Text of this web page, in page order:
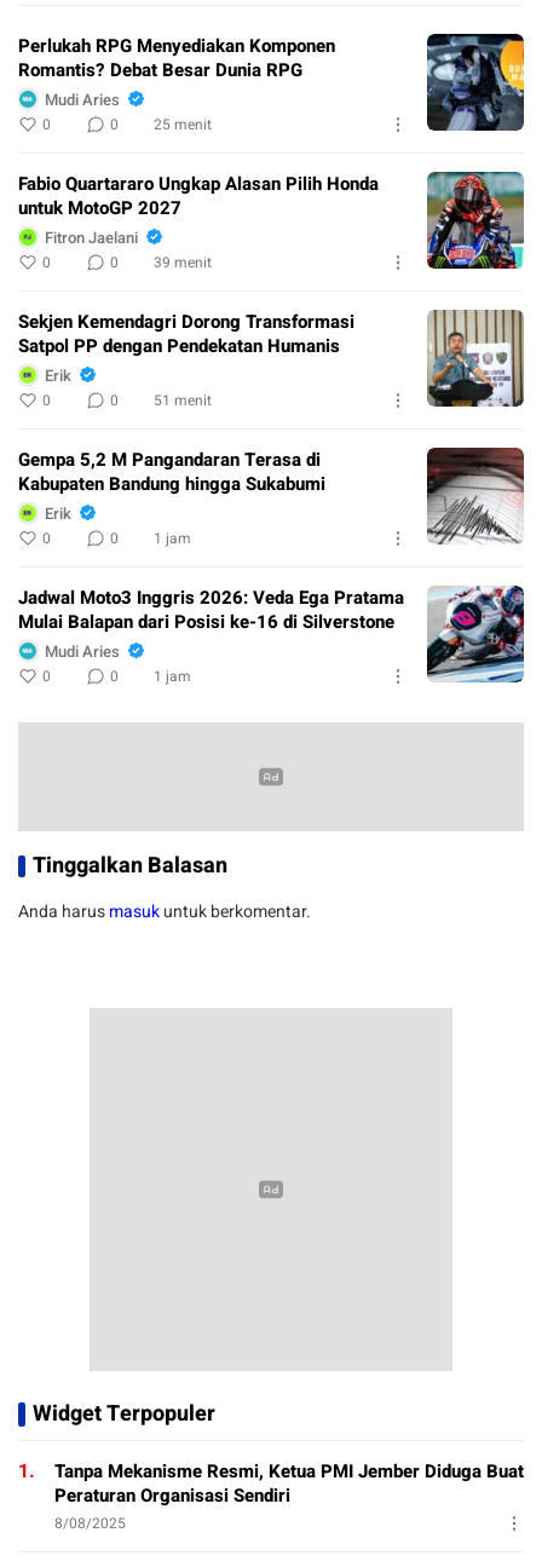
Perlukah RPG Menyediakan Komponen
Romantis? Debat Besar Dunia RPG
Mudi Aries
0 0 25 menit
Fabio Quartararo Ungkap Alasan Pilih Honda
untuk MotoGP 2027
Fitron Jaelani
0 0 39 menit
Sekjen Kemendagri Dorong Transformasi
Satpol PP dengan Pendekatan Humanis
Erik
0 0 51 menit
Gempa 5,2 M Pangandaran Terasa di
Kabupaten Bandung hingga Sukabumi
Erik
0 0 1 jam
Jadwal Moto3 Inggris 2026: Veda Ega Pratama
Mulai Balapan dari Posisi ke-16 di Silverstone
Mudi Aries
0 0 1 jam
Tinggalkan Balasan
Anda harusmasukuntuk berkomentar.
Widget Terpopuler
1.
Tanpa Mekanisme Resmi, Ketua PMI Jember Diduga Buat
Peraturan Organisasi Sendiri
8/08/2025